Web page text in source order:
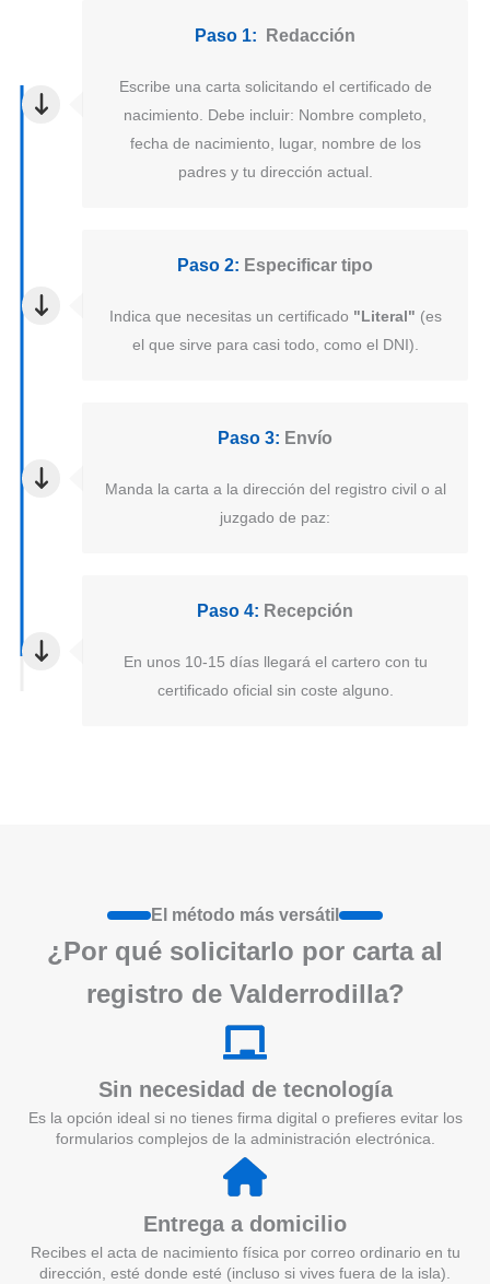
Paso 1: Redacción
Escribe una carta solicitando el certificado de
nacimiento. Debe incluir: Nombre completo,
fecha de nacimiento, lugar, nombre de los
padres y tu dirección actual.
Paso 2: Especificar tipo
Indica que necesitas un certificado "Literal" (es
el que sirve para casi todo, como el DNI).
Paso 3: Envío
Manda la carta a la dirección del registro civil o al
juzgado de paz:
Paso 4: Recepción
En unos 10-15 días llegará el cartero con tu
certificado oficial sin coste alguno.
El método más versátil
¿Por qué solicitarlo por carta al
registro de Valderrodilla?
Sin necesidad de tecnología
Es la opción ideal si no tienes firma digital o prefieres evitar los
formularios complejos de la administración electrónica.
Entrega a domicilio
Recibes el acta de nacimiento física por correo ordinario en tu
dirección, esté donde esté (incluso si vives fuera de la isla).